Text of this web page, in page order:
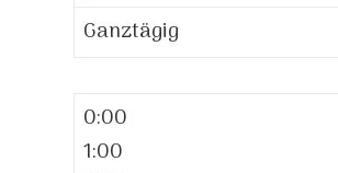
Ganztägig
0:00
1:00